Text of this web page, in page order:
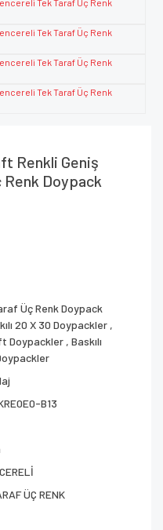
Renkli Geniş
Doypack
Üç Renk Doypack
20 X 30 Doypackler ,
Doypackler ,Baskılı
B13
ÜÇ RENK